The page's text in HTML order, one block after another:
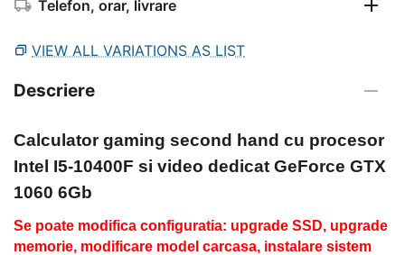
Telefon, orar, livrare
VIEW ALL VARIATIONS AS LIST
Descriere
Calculator gaming second hand cu procesor
Intel I5-10400F si video dedicat GeForce GTX
1060 6Gb
Se poate modifica configuratia: upgrade SSD, upgrade
memorie, modificare model carcasa, instalare sistem